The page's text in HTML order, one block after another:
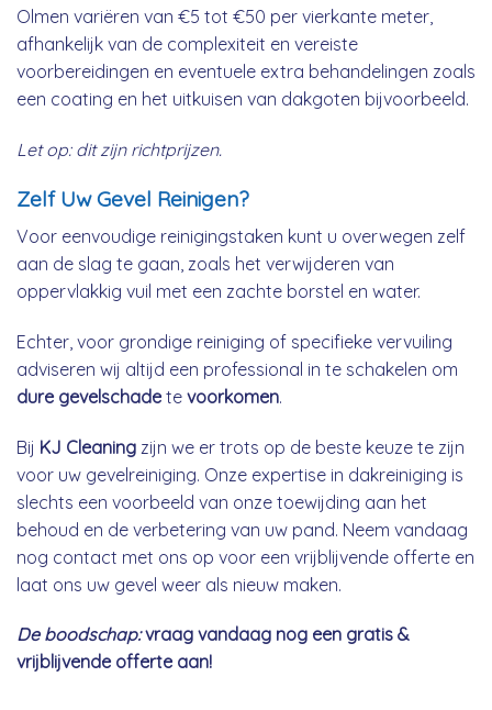
Olmen variëren van €5 tot €50 per vierkante meter,
afhankelijk van de complexiteit en vereiste
voorbereidingen en eventuele extra behandelingen zoals
een coating en het uitkuisen van dakgoten bijvoorbeeld.
Let op: dit zijn richtprijzen.
Zelf Uw Gevel Reinigen?
Voor eenvoudige reinigingstaken kunt u overwegen zelf
aan de slag te gaan, zoals het verwijderen van
oppervlakkig vuil met een zachte borstel en water.
Echter, voor grondige reiniging of specifieke vervuiling
adviseren wij altijd een professional in te schakelen om
dure gevelschadete voorkomen.
Bij KJ Cleaning zijn we er trots op de beste keuze te zijn
voor uw gevelreiniging. Onze expertise in dakreiniging is
slechts een voorbeeld van onze toewijding aan het
behoud en de verbetering van uw pand. Neem vandaag
nog contact met ons op voor een vrijblijvende offerte en
laat ons uw gevel weer als nieuw maken.
De boodschap:vraag vandaag nog een gratis &
vrijblijvende offerte aan!